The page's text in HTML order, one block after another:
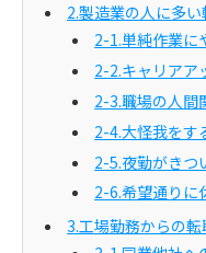
2.製造業の人に多
2-1.単純作業に
2-2.キャリアア
2-3.職場の人間
2-4.大怪我をす
2-5.夜勤がきつ
2-6.希望通りに
3.工場勤務からの転